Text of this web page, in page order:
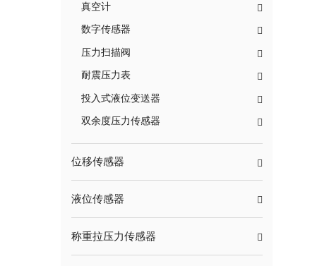
真空计
数字传感器
压力扫描阀
耐震压力表
投入式液位变送器
双余度压力传感器
位移传感器
液位传感器
称重拉压力传感器